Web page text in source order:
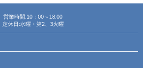
営業時間:10：00～18:00
定休日:水曜・第2、3火曜